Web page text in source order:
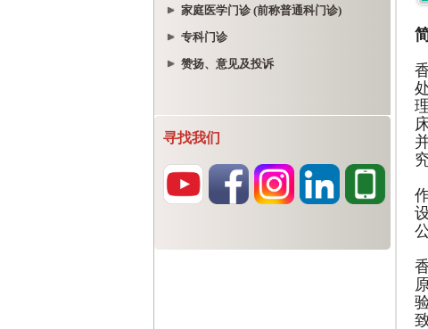
家庭医学门诊 (前称普通科门诊)
专科门诊
赞扬、意见及投诉
寻找我们